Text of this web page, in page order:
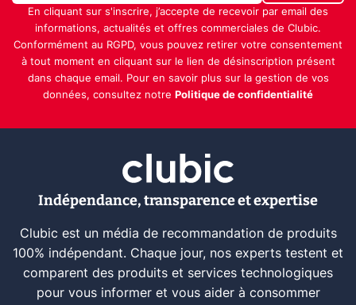
En cliquant sur s'inscrire, j’accepte de recevoir par email des
informations, actualités et offres commerciales de Clubic.
Conformément au RGPD, vous pouvez retirer votre consentement
à tout moment en cliquant sur le lien de désinscription présent
dans chaque email. Pour en savoir plus sur la gestion de vos
données, consultez notre Politique de confidentialité
Indépendance, transparence et expertise
Clubic est un média de recommandation de produits
100% indépendant. Chaque jour, nos experts testent et
comparent des produits et services technologiques
pour vous informer et vous aider à consommer